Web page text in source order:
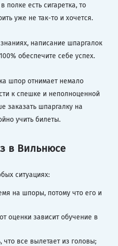
полке есть сигаретка, то
уже не так-то и хочется.
написание шпаргалок
обеспечите себе успех.
шпор отнимает немало
к спешке и неполноценной
заказать шпаргалку на
учить билеты.
в Вильнюсе
ситуациях:
на шпоры, потому что его и
оценки зависит обучение в
что все вылетает из головы;